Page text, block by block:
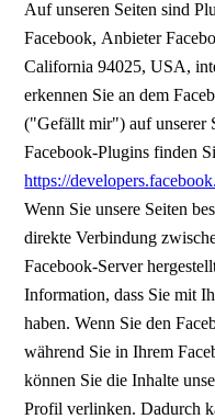
Auf unseren Seiten sind
Facebook, Anbieter
California 94025, USA,
erkennen Sie an dem
("Gefällt mir") auf unserer
Facebook-Plugins finden
https://
Wenn Sie unsere Seiten
direkte Verbindung
Facebook-Server
Information, dass Sie mit
haben. Wenn Sie den
während Sie in Ihrem
können Sie die Inhalte
Profil verlinken. Dadurch